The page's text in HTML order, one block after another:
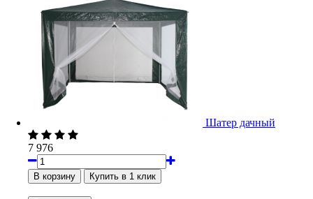
Шатер дачный
7 976